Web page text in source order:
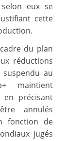
eux se
cette
du plan
réductions
au
maintient
en précisant
annulés
fonction de
jugés